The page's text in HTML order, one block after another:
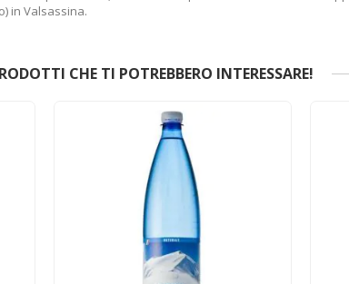
in Valsassina.
CHE TI POTREBBERO INTERESSARE!